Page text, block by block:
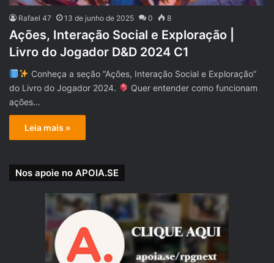
Rafael 47 13 de junho de 2025 0 8
Ações, Interação Social e Exploração |
Livro do Jogador D&D 2024 C1
Conheça a seção “Ações, Interação Social e Exploração”
do Livro do Jogador 2024.
Quer entender como funcionam
ações…
Leia mais »
Nos apoie no APOIA.SE